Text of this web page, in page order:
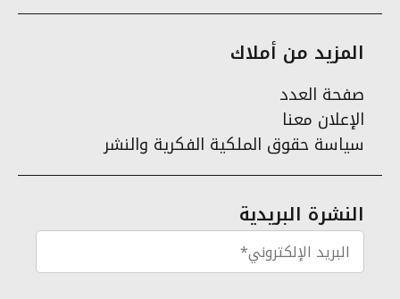
المزيد من أملاك
صفحة العدد
الإعلان معنا
سياسة حقوق الملكية الفكرية والنشر
النشرة البريدية